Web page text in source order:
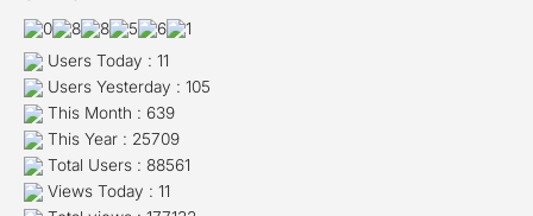
Users Today : 11
Users Yesterday : 105
This Month : 639
This Year : 25709
Total Users : 88561
Views Today : 11